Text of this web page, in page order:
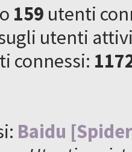
159 utenti
utenti
connessi:
Baidu